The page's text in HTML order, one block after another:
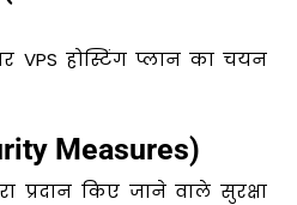
होस्टिंग प्लान का चयन
Measures)
प्रदान किए जाने वाले सुरक्षा